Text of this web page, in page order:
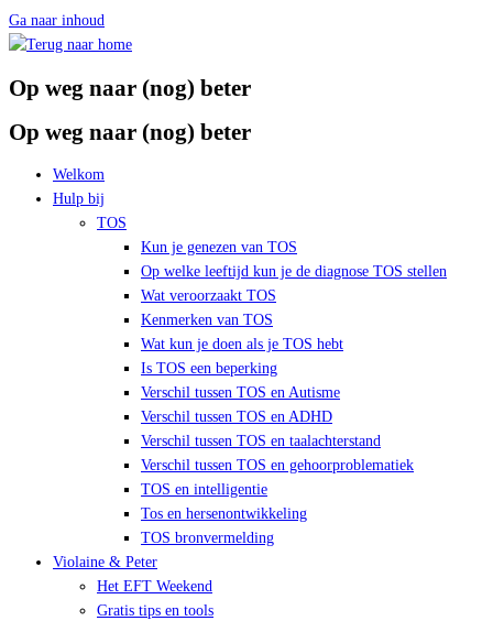
Ga naar inhoud
Op weg naar (nog) beter
Op weg naar (nog) beter
Welkom
Hulp bij
TOS
Kun je genezen van TOS
Op welke leeftijd kun je de diagnose TOS stellen
Wat veroorzaakt TOS
Kenmerken van TOS
Wat kun je doen als je TOS hebt
Is TOS een beperking
Verschil tussen TOS en Autisme
Verschil tussen TOS en ADHD
Verschil tussen TOS en taalachterstand
Verschil tussen TOS en gehoorproblematiek
TOS en intelligentie
Tos en hersenontwikkeling
TOS bronvermelding
Violaine & Peter
Het EFT Weekend
Gratis tips en tools